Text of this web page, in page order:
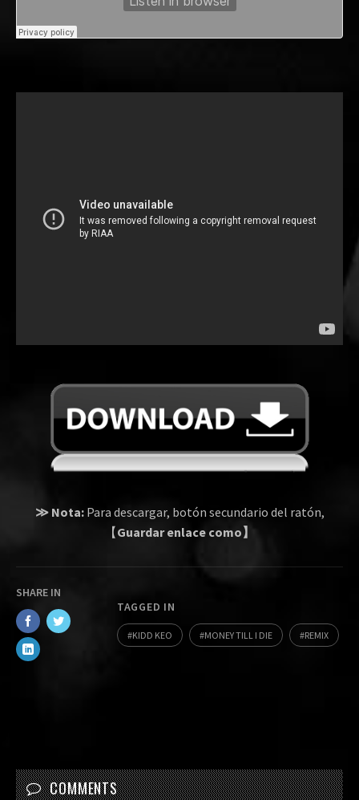
≫ Nota:Para descargar, botón secundario del ratón,
【Guardar enlace como】
SHARE IN
TAGGED IN
KIDD KEO MONEY TILL I DIE REMIX
COMMENTS